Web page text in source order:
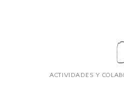
ACTIVIDADES Y